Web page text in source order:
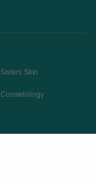
Sisters Skin
Cosmetology